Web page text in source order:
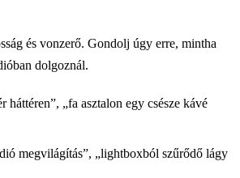
és vonzerő. Gondolj úgy erre, mintha
dolgoznál.
háttéren”, „fa asztalon egy csésze kávé
megvilágítás”, „lightboxból szűrődő lágy